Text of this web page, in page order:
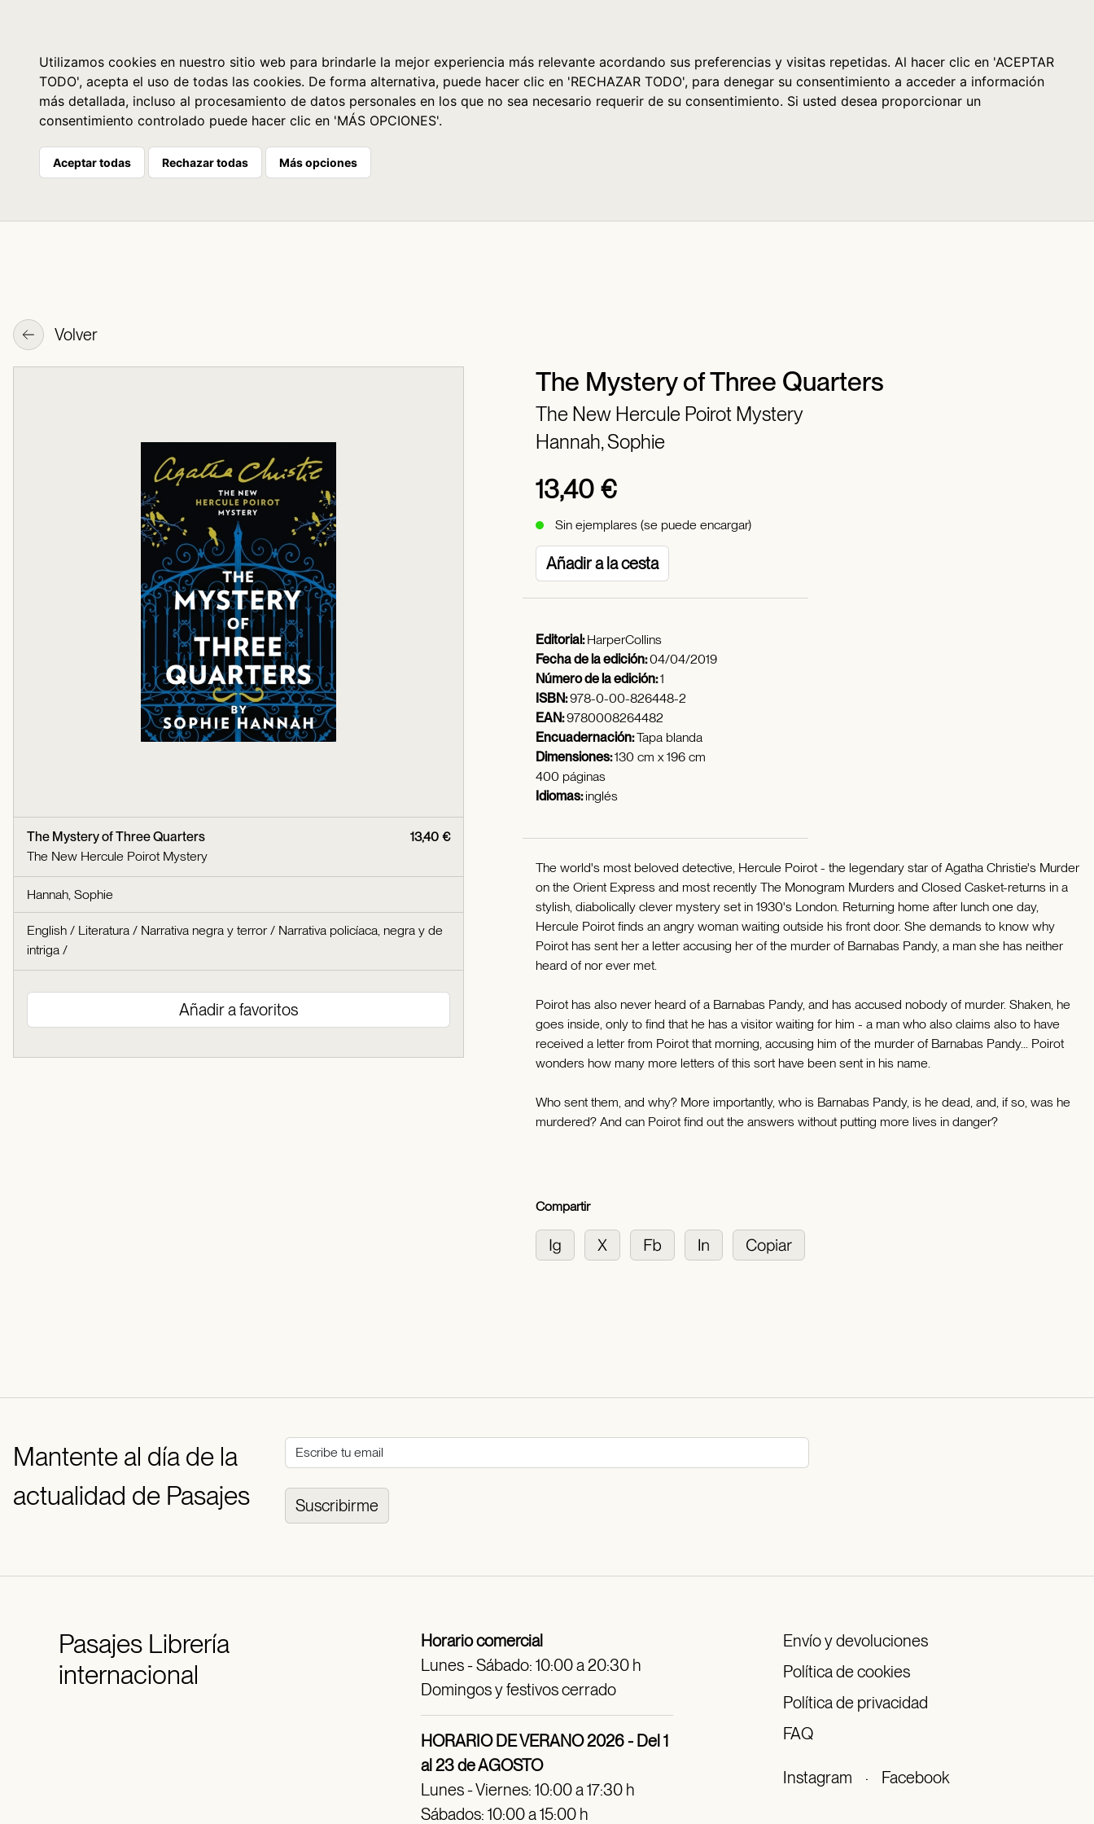
Utilizamos cookies en nuestro sitio web para brindarle la mejor experiencia más relevante acordando sus preferencias y visitas repetidas. Al hacer clic en 'ACEPTAR
TODO', acepta el uso de todas las cookies. De forma alternativa, puede hacer clic en 'RECHAZAR TODO', para denegar su consentimiento a acceder a información
más detallada, incluso al procesamiento de datos personales en los que no sea necesario requerir de su consentimiento. Si usted desea proporcionar un
consentimiento controlado puede hacer clic en 'MÁS OPCIONES'.
Aceptar todas Rechazar todas Más opciones
Volver
The Mystery of Three Quarters
The New Hercule Poirot Mystery
Hannah, Sophie
13,40 €
Sin ejemplares (se puede encargar)
Añadir a la cesta
13,40 €
The Mystery of Three Quarters
The New Hercule Poirot Mystery
Hannah, Sophie
English / Literatura / Narrativa negra y terror / Narrativa policíaca, negra y de
intriga /
Añadir a favoritos
Editorial:HarperCollins
Fecha de la edición:04/04/2019
Número de la edición:1
ISBN:978-0-00-826448-2
EAN:9780008264482
Encuadernación:Tapa blanda
Dimensiones:130 cm x 196 cm
400 páginas
Idiomas:inglés
The world's most beloved detective, Hercule Poirot - the legendary star of Agatha Christie's Murder
on the Orient Express and most recently The Monogram Murders and Closed Casket-returns in a
stylish, diabolically clever mystery set in 1930's London. Returning home after lunch one day,
Hercule Poirot finds an angry woman waiting outside his front door. She demands to know why
Poirot has sent her a letter accusing her of the murder of Barnabas Pandy, a man she has neither
heard of nor ever met.
Poirot has also never heard of a Barnabas Pandy, and has accused nobody of murder. Shaken, he
goes inside, only to find that he has a visitor waiting for him - a man who also claims also to have
received a letter from Poirot that morning, accusing him of the murder of Barnabas Pandy... Poirot
wonders how many more letters of this sort have been sent in his name.
Who sent them, and why? More importantly, who is Barnabas Pandy, is he dead, and, if so, was he
murdered? And can Poirot find out the answers without putting more lives in danger?
Compartir
Mantente al día de la
actualidad de Pasajes
Suscribirme
PasajesLibrería
internacional
Horario comercial
Lunes - Sábado: 10:00 a 20:30 h
Domingos y festivos cerrado
HORARIO DE VERANO 2026 - Del 1
al 23 de AGOSTO
Lunes - Viernes: 10:00 a 17:30 h
Sábados: 10:00 a 15:00 h
Envío y devoluciones
Política de cookies
Política de privacidad
FAQ
Instagram · Facebook